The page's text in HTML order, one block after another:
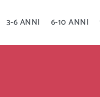
3-6 ANNI 6-10 ANNI